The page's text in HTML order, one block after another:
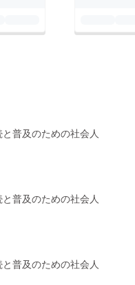
普及のための社会人
普及のための社会人
普及のための社会人